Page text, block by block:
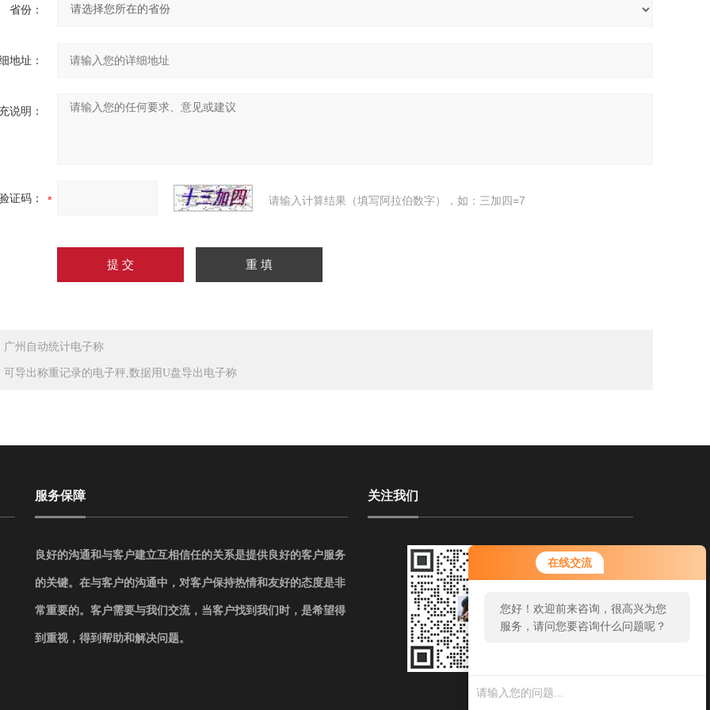
在线交流
您好！欢迎前来咨询，很高兴为您
服务，请问您要咨询什么问题呢？
您好，看您停留很久了，是否找到
了需求产品，您可以直接在线与我
省份：
地址：
说明：
证码： 请输入计算结果（填写阿拉伯数字），如：三加四=7
广州自动统计电子称
可导出称重记录的电子秤,数据用U盘导出电子称
服务保障
良好的沟通和与客户建立互相信任的关系是提供良好的客户服务
的关键。在与客户的沟通中，对客户保持热情和友好的态度是非
常重要的。客户需要与我们交流，当客户找到我们时，是希望得
到重视，得到帮助和解决问题。
关注我们